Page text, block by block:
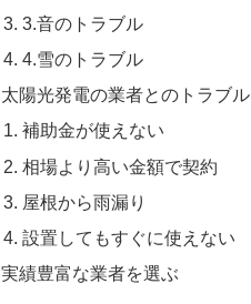
3.音のトラブル
4.雪のトラブル
太陽光発電の業者とのトラブル
補助金が使えない
相場より高い金額で契約
屋根から雨漏り
設置してもすぐに使えない
実績豊富な業者を選ぶ